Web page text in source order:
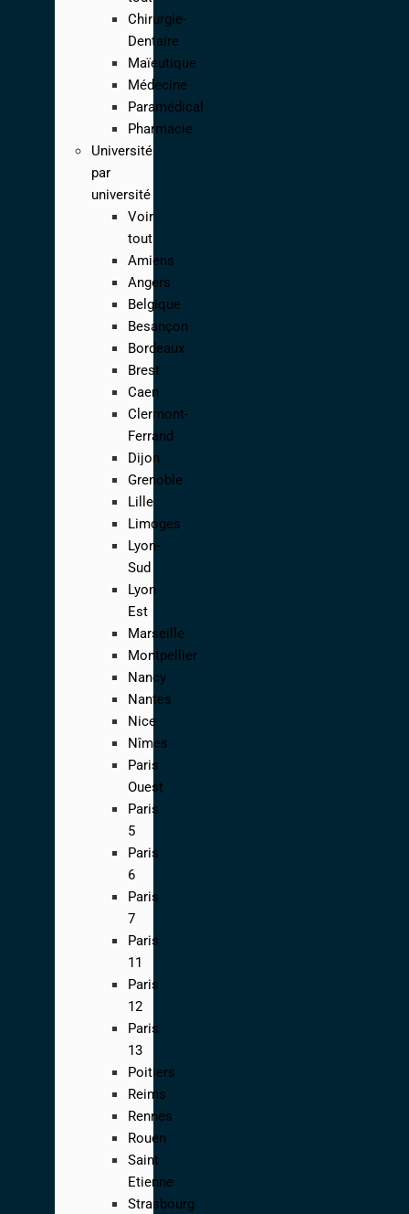
Chirurgie-
Dentaire
Maïeutique
Médecine
Paramédical
Pharmacie
Université
par
université
Voir
tout
Amiens
Angers
Belgique
Besançon
Bordeaux
Brest
Caen
Clermont-
Ferrand
Dijon
Grenoble
Lille
Limoges
Lyon-
Sud
Lyon
Est
Marseille
Montpellier
Nancy
Nantes
Nice
Nîmes
Paris
Ouest
Paris
5
Paris
6
Paris
7
Paris
11
Paris
12
Paris
13
Poitiers
Reims
Rennes
Rouen
Saint
Etienne
Strasbourg